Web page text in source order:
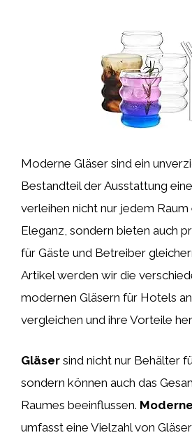
Moderne Gläser sind ein
Bestandteil der Ausstattung
verleihen nicht nur jedem Raum
Eleganz, sondern bieten auch
für Gäste und Betreiber
Artikel werden wir die
modernen Gläsern für Hotels
vergleichen und ihre Vorteile
Gläser sind nicht nur Behälter
sondern können auch das
Raumes beeinflussen.
umfasst eine Vielzahl von